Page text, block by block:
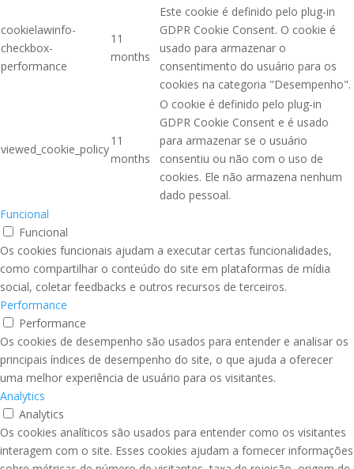
cookielawinfo-
checkbox-
performance
11
months
Este cookie é definido pelo plug-in
GDPR Cookie Consent. O cookie é
usado para armazenar o
consentimento do usuário para os
cookies na categoria "Desempenho".
viewed_cookie_policy
11
months
O cookie é definido pelo plug-in
GDPR Cookie Consent e é usado
para armazenar se o usuário
consentiu ou não com o uso de
cookies. Ele não armazena nenhum
dado pessoal.
Funcional
Funcional
Os cookies funcionais ajudam a executar certas funcionalidades,
como compartilhar o conteúdo do site em plataformas de mídia
social, coletar feedbacks e outros recursos de terceiros.
Performance
Performance
Os cookies de desempenho são usados para entender e analisar os
principais índices de desempenho do site, o que ajuda a oferecer
uma melhor experiência de usuário para os visitantes.
Analytics
Analytics
Os cookies analíticos são usados para entender como os visitantes
interagem com o site. Esses cookies ajudam a fornecer informações